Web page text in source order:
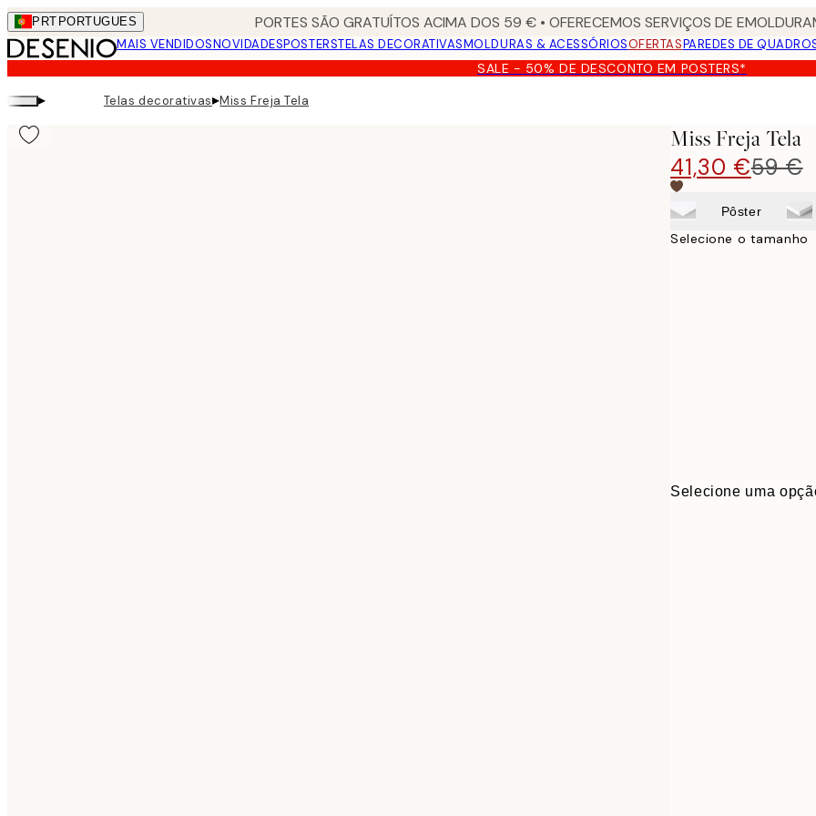
Skip
to
main
content.
PRT PORTUGUES PORTES SÃO GRATUÍTOS ACIMA DOS 59 € • OFERECEMOS SERVIÇOS DE
MAIS VENDIDOSNOVIDADESPOSTERSTELAS DECORATIVASMOLDURAS & ACESSÓRIOSOFERTASPAREDES DE
SALE - 50% DE DESCONTO EM POSTERS*
▸ Telas decorativas▸Miss Freja Tela
Miss Freja Tela
41,30 €59 €
Pôster
Selecione o tamanho
Selecione uma